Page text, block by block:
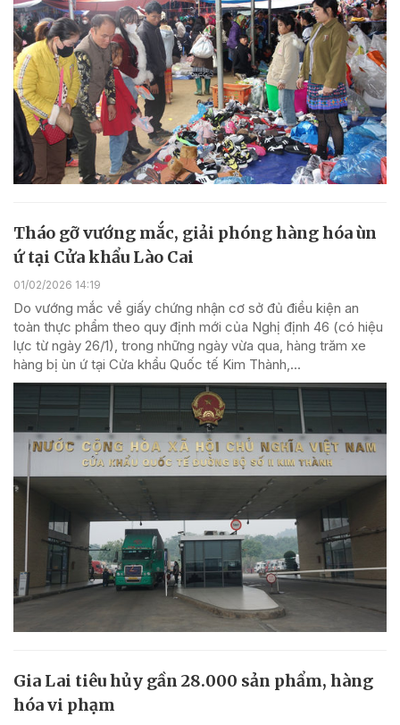
Tháo gỡ vướng mắc, giải phóng hàng hóa ùn
ứ tại Cửa khẩu Lào Cai
01/02/2026 14:19
Do vướng mắc về giấy chứng nhận cơ sở đủ điều kiện an
toàn thực phẩm theo quy định mới của Nghị định 46 (có hiệu
lực từ ngày 26/1), trong những ngày vừa qua, hàng trăm xe
hàng bị ùn ứ tại Cửa khẩu Quốc tế Kim Thành,...
Gia Lai tiêu hủy gần 28.000 sản phẩm, hàng
hóa vi phạm